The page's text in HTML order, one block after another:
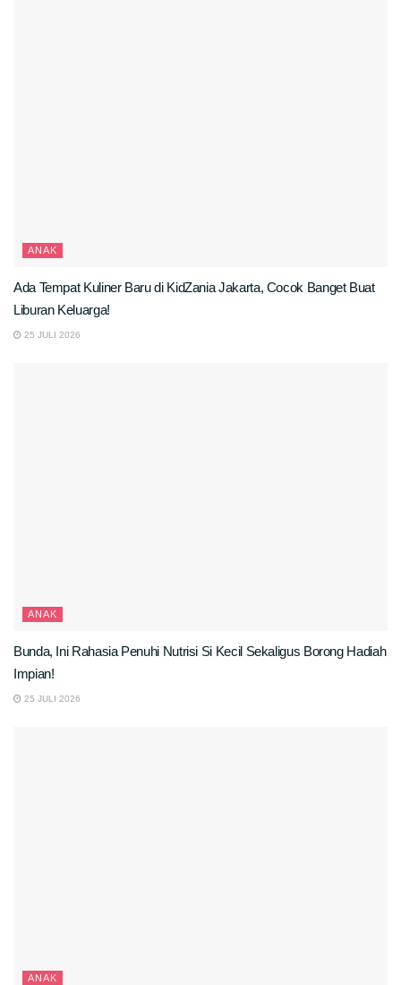
ANAK
Ada Tempat Kuliner Baru di KidZania Jakarta, Cocok Banget Buat
Liburan Keluarga!
25 JULI 2026
ANAK
Bunda, Ini Rahasia Penuhi Nutrisi Si Kecil Sekaligus Borong Hadiah
Impian!
25 JULI 2026
ANAK